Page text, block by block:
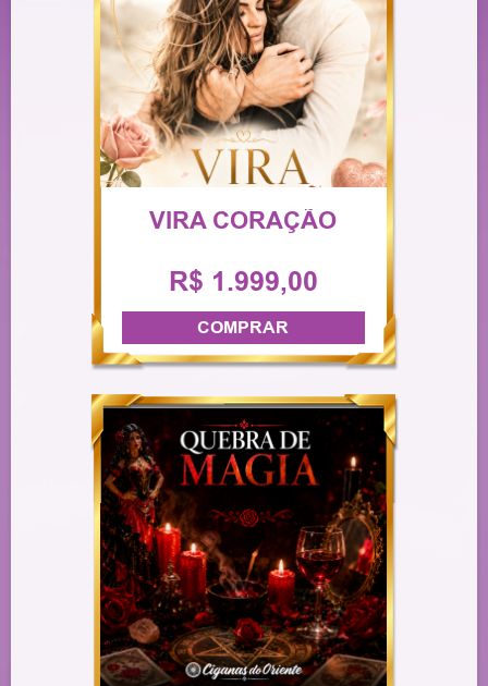
VIRA CORAÇÃO
R$ 1.999,00
COMPRAR